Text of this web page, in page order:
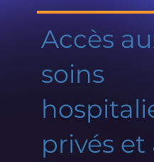
Accès
soins
privés et